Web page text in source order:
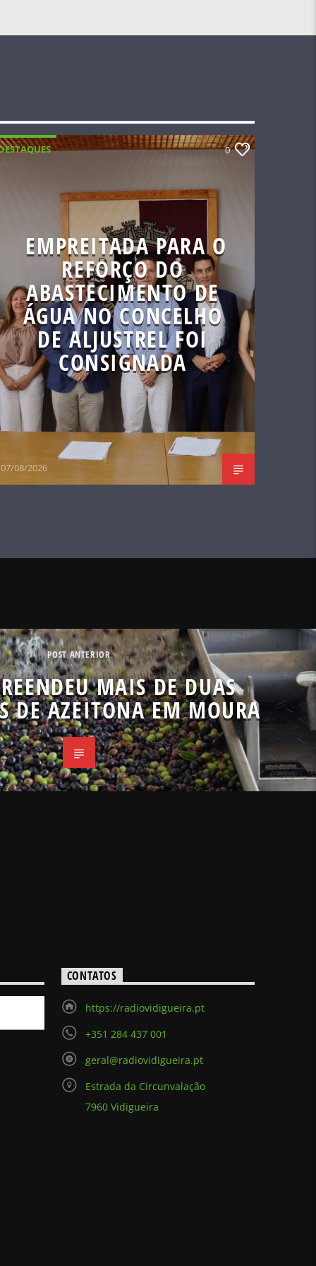
0
EMPREITADA PARA O
REFORÇO DO
ABASTECIMENTO DE
ÁGUA NO CONCELHO
DE ALJUSTREL FOI
CONSIGNADA
07/08/2026
POST ANTERIOR
MAIS DE DUAS
DE AZEITONA EM MOURA
CONTATOS
https://radiovidigueira.pt
+351 284 437 001
geral@radiovidigueira.pt
Estrada da Circunvalação
7960 Vidigueira